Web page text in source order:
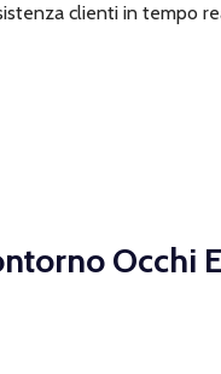
clienti in tempo
Occhi